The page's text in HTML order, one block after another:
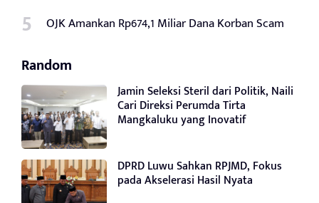
OJK Amankan Rp674,1 Miliar Dana Korban Scam
Random
Jamin Seleksi Steril dari Politik, Naili
Cari Direksi Perumda Tirta
Mangkaluku yang Inovatif
DPRD Luwu Sahkan RPJMD, Fokus
pada Akselerasi Hasil Nyata